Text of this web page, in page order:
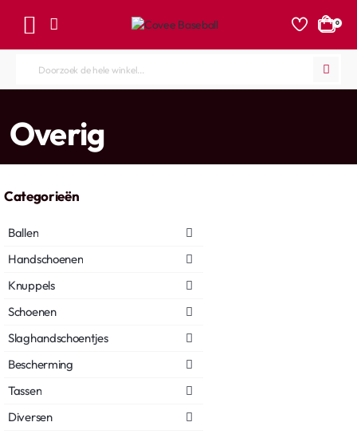
0
Doorzoek
winkel...
Overig
Categorieën
Ballen
Handschoenen
Knuppels
Schoenen
Slaghandschoentjes
Bescherming
Tassen
Diversen